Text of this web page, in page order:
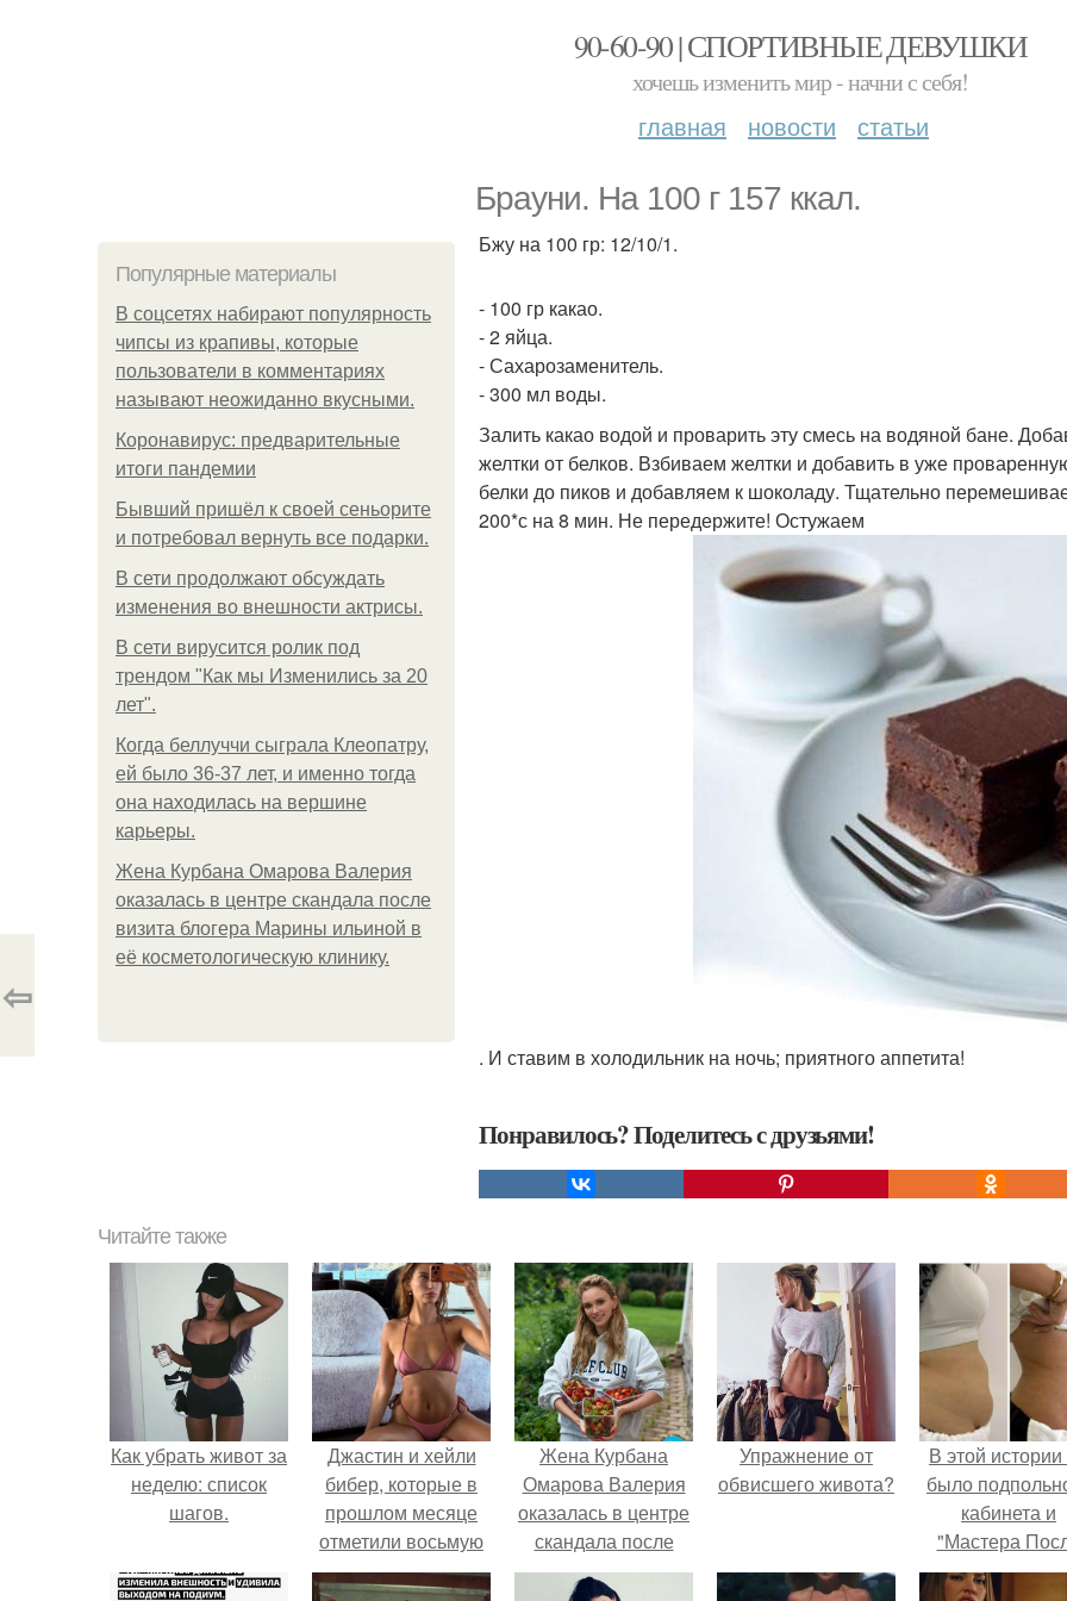
90-60-90 | СПОРТИВНЫЕ ДЕВУШКИ
хочешь изменить мир - начни с себя!
главная новости статьи
Брауни. На 100 г 157 ккал.
Популярные материалы
В соцсетях набирают популярность
чипсы из крапивы, которые
пользователи в комментариях
называют неожиданно вкусными.
Коронавирус: предварительные
итоги пандемии
Бывший пришёл к своей сеньорите
и потребовал вернуть все подарки.
В сети продолжают обсуждать
изменения во внешности актрисы.
В сети вирусится ролик под
трендом "Как мы Изменились за 20
лет".
Когда беллуччи сыграла Клеопатру,
ей было 36-37 лет, и именно тогда
она находилась на вершине
карьеры.
Жена Курбана Омарова Валерия
оказалась в центре скандала после
визита блогера Марины ильиной в
её косметологическую клинику.
Бжу на 100 гр: 12/10/1.
- 100 гр какао.
- 2 яйца.
- Сахарозаменитель.
- 300 мл воды.
Залить какао водой и проварить эту смесь на водяной бане.
желтки от белков. Взбиваем желтки и добавить в уже
белки до пиков и добавляем к шоколаду. Тщательно
200*с на 8 мин. Не передержите! Остужаем
. И ставим в холодильник на ночь; приятного аппетита!
Понравилось? Поделитесь с друзьями!
⇦
Читайте также
Как убрать живот за
неделю: список
шагов.
Джастин и хейли
бибер, которые в
прошлом месяце
отметили восьмую
годовщину
Жена Курбана
Омарова Валерия
оказалась в центре
скандала после
визита блогера
Упражнение от
обвисшего живота?
В этой
было
кабинета и
"Мастера